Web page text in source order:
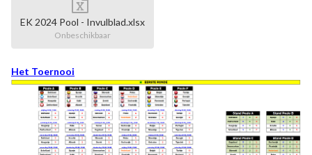
EK 2024 Pool - Invulblad.xlsx
Onbeschikbaar
Het Toernooi